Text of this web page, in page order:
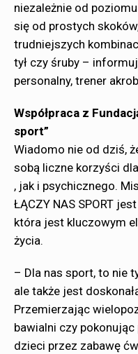
niezależnie od
się od prostych
trudniejszych
tył czy śruby –
personalny, trener
Współpraca z
sport”
Wiadomo nie od dziś,
sobą liczne korzyści
, jak i psychicznego.
ŁĄCZY NAS SPORT
która jest kluczowym
życia.
– Dla nas sport, to nie
ale także jest
Przemierzając
bawialni czy
dzieci przez zabawę